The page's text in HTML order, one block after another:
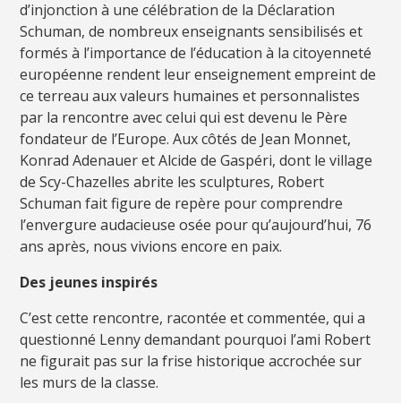
d’injonction à une célébration de la Déclaration
Schuman, de nombreux enseignants sensibilisés et
formés à l’importance de l’éducation à la citoyenneté
européenne rendent leur enseignement empreint de
ce terreau aux valeurs humaines et personnalistes
par la rencontre avec celui qui est devenu le Père
fondateur de l’Europe. Aux côtés de Jean Monnet,
Konrad Adenauer et Alcide de Gaspéri, dont le village
de Scy-Chazelles abrite les sculptures, Robert
Schuman fait figure de repère pour comprendre
l’envergure audacieuse osée pour qu’aujourd’hui, 76
ans après, nous vivions encore en paix.
Des jeunes inspirés
C’est cette rencontre, racontée et commentée, qui a
questionné Lenny demandant pourquoi l’ami Robert
ne figurait pas sur la frise historique accrochée sur
les murs de la classe.